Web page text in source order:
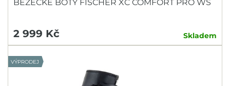
BĚŽECKÉ BOTY FISCHER XC COMFORT PRO WS
2 999 Kč Skladem
VÝPRODEJ